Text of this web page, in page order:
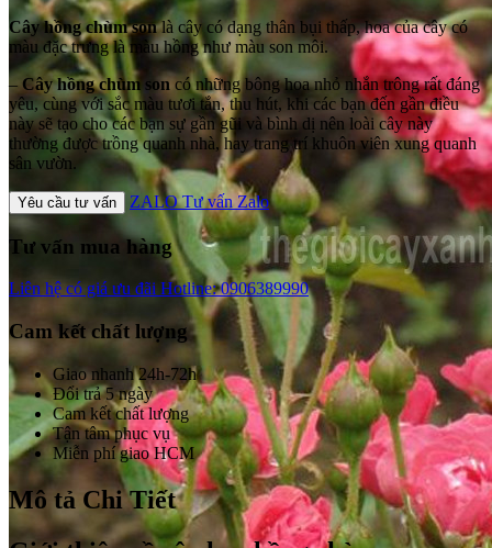
Cây hồng chùm sonlà cây có dạng thân bụi thấp, hoa của cây có
màu đặc trưng là màu hồng như màu son môi.
– Cây hồng chùm soncó những bông hoa nhỏ nhắn trông rất đáng
yêu, cùng với sắc màu tươi tắn, thu hút, khi các bạn đến gần điều
này sẽ tạo cho các bạn sự gần gũi và bình dị nên loài cây này
thường được trồng quanh nhà, hay trang trí khuôn viên xung quanh
sân vườn.
Yêu cầu tư vấn ZALO Tư vấn Zalo
Tư vấn mua hàng
Liên hệ có giá ưu đãi Hotline: 0906389990
Cam kết chất lượng
Giao nhanh 24h-72h
Đổi trả 5 ngày
Cam kết chất lượng
Tận tâm phục vụ
Miễn phí giao HCM
Mô tả Chi Tiết